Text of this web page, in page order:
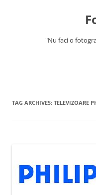
"Nu faci o
TAG ARCHIVES: TELEVIZOARE